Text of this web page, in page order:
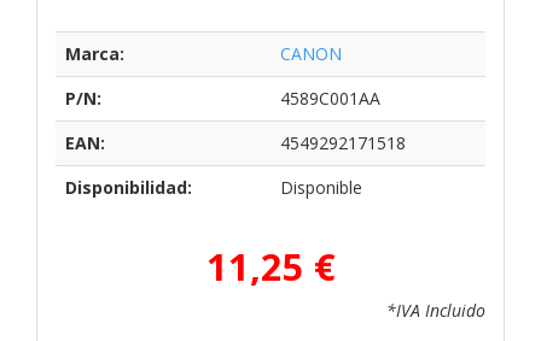
Marca:
CANON
P/N:
4589C001AA
EAN:
4549292171518
Disponibilidad:
Disponible
11,25 €
*IVA Incluido